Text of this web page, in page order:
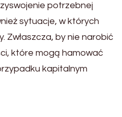
potrzebnej
sytuacje, w których
Zwłaszcza, by nie narobić
które mogą hamować
kapitalnym